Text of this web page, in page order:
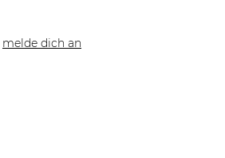
melde dich an